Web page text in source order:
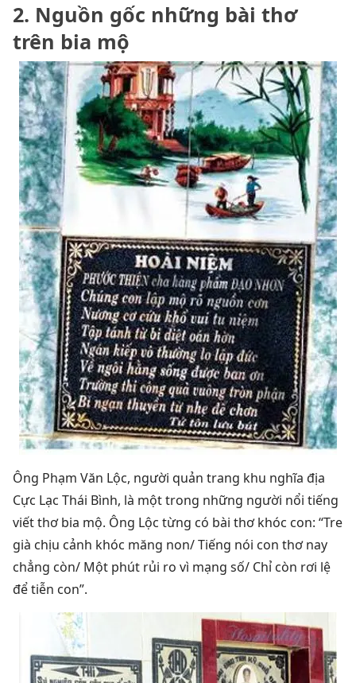
2. Nguồn gốc những bài thơ
trên bia mộ
Ông Phạm Văn Lộc, người quản trang khu nghĩa địa
Cực Lạc Thái Bình, là một trong những người nổi tiếng
viết thơ bia mộ. Ông Lộc từng có bài thơ khóc con: “Tre
già chịu cảnh khóc măng non/ Tiếng nói con thơ nay
chẳng còn/ Một phút rủi ro vì mạng số/ Chỉ còn rơi lệ
để tiễn con”.